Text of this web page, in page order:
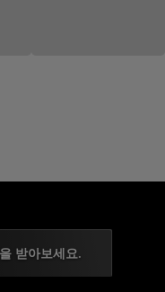
받아보세요.